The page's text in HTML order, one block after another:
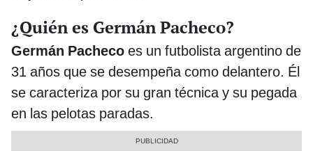
¿Quién es Germán Pacheco?
Germán Pacheco es un futbolista argentino de
31 años que se desempeña como delantero. Él
se caracteriza por su gran técnica y su pegada
en las pelotas paradas.